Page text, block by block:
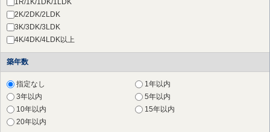
横浜市 青葉区
さいたま市 北区
草加市（1件）
横浜市 鶴見区（28件）
横浜市 神奈川区
横浜市 中区
横浜市 南区
横浜市 保土ケ谷区
横浜市 磯子区
1R/1K/1DK/1LDK
2K/2DK/2LDK
3K/3DK/3LDK
4K/4DK/4LDK以上
築年数
指定なし
1年以内
3年以内
5年以内
10年以内
15年以内
20年以内